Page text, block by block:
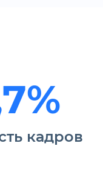
кадров